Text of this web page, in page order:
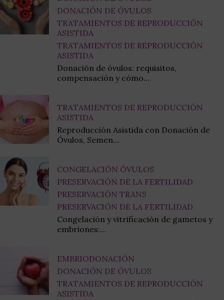
DONACIÓN DE ÓVULOS
TRATAMIENTOS DE REPRODUCCIÓN
ASISTIDA
TRATAMIENTOS DE REPRODUCCIÓN
ASISTIDA
Donación de óvulos: requisitos,
compensación y cómo…
TRATAMIENTOS DE REPRODUCCIÓN
ASISTIDA
Reproducción Asistida con Donación de
Óvulos, Semen…
CONGELACIÓN ÓVULOS
PRESERVACIÓN DE LA FERTILIDAD
PRESERVACIÓN TRANS
PRESERVACIÓN DE LA FERTILIDAD
Congelación y vitrificación de gametos y
embriones:…
EMBRIODONACIÓN
DONACIÓN DE ÓVULOS
TRATAMIENTOS DE REPRODUCCIÓN
ASISTIDA